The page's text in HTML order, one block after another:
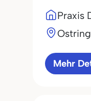
Praxis
Mehr